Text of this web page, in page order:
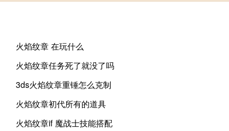
火焰纹章 在玩什么
火焰纹章任务死了就没了吗
3ds火焰纹章重锤怎么克制
火焰纹章初代所有的道具
火焰纹章if 魔战士技能搭配